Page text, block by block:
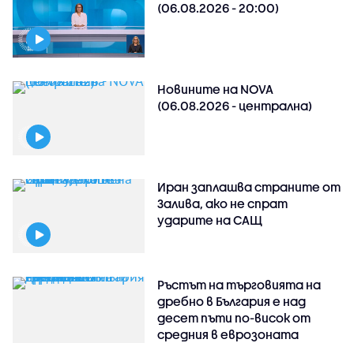
(06.08.2026 - 20:00)
Новините на NOVA
(06.08.2026 - централна)
Иран заплашва страните от
Залива, ако не спрат
ударите на САЩ
Ръстът на търговията на
дребно в България е над
десет пъти по-висок от
средния в еврозоната